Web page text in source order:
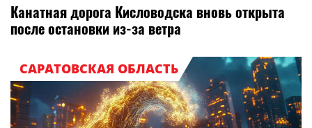
Канатная дорога Кисловодска вновь открыта
после остановки из-за ветра
САРАТОВСКАЯ ОБЛАСТЬ